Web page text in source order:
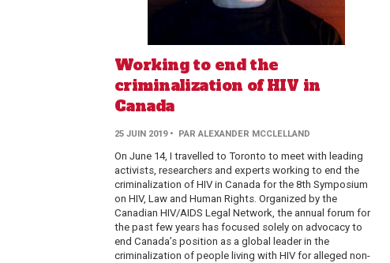
Working to end the
criminalization of HIV in
Canada
25 JUIN 2019 • PAR ALEXANDER MCCLELLAND
On June 14, I travelled to Toronto to meet with leading
activists, researchers and experts working to end the
criminalization of HIV in Canada for the 8th Symposium
on HIV, Law and Human Rights. Organized by the
Canadian HIV/AIDS Legal Network, the annual forum for
the past few years has focused solely on advocacy to
end Canada’s position as a global leader in the
criminalization of people living with HIV for alleged non-